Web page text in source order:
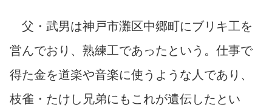
父・武男は神戸市灘区中郷町にブリキ工を
営んでおり、熟練工であったという。仕事で
得た金を道楽や音楽に使うような人であり、
枝雀・たけし兄弟にもこれが遺伝したとい